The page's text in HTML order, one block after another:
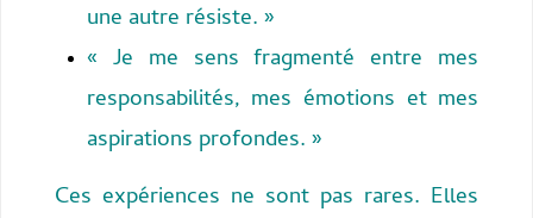
une autre résiste. »
« Je me sens fragmenté entre mes
responsabilités, mes émotions et mes
aspirations profondes. »
Ces expériences ne sont pas rares. Elles